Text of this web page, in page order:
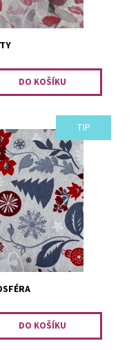
TIP
přenášení
tituly: Divotvůrce,